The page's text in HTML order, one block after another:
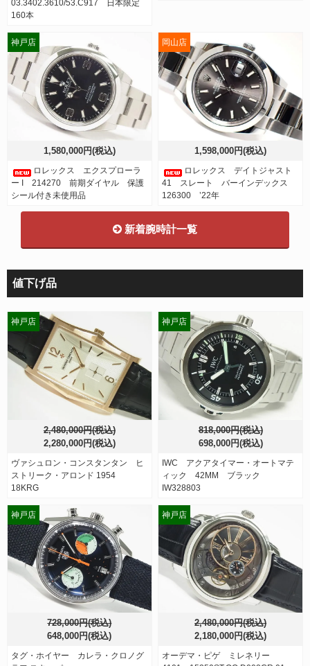
03.3402.3610/53.C917 日本限定
160本
1,580,000円(税込)
ロレックス エクスプローラ
ー I 214270 前期ダイヤル 保護
シール付き未使用品
神戸店
1,598,000円(税込)
ロレックス デイトジャスト
41 スレート バーインデックス
126300 ’22年
岡山店
新着腕時計一覧
値下げ品
2,480,000円(税込)
2,280,000円(税込)
ヴァシュロン・コンスタンタン ヒ
ストリーク・アロンド 1954
18KRG
神戸店
818,000円(税込)
698,000円(税込)
IWC アクアタイマー・オートマテ
ィック 42MM ブラック
IW328803
神戸店
728,000円(税込)
648,000円(税込)
タグ・ホイヤー カレラ・クロノグ
神戸店
2,480,000円(税込)
2,180,000円(税込)
オーデマ・ピゲ ミレネリー
神戸店